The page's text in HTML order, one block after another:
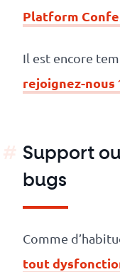
Platform
Il est encore
rejoignez-nous
Support
bugs
Comme
tout